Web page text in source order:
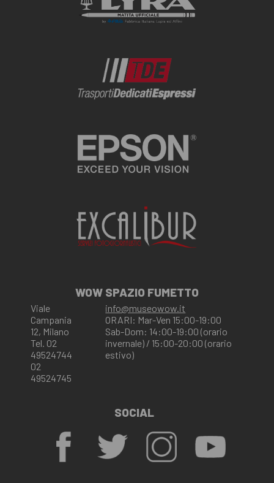
WOW SPAZIO FUMETTO
Viale
Campania
12, Milano
Tel. 02
49524744
02
49524745
info@museowow.it
ORARI: Mar-Ven 15:00-19:00
Sab-Dom: 14:00-19:00 (orario
invernale) / 15:00-20:00 (orario
estivo)
SOCIAL